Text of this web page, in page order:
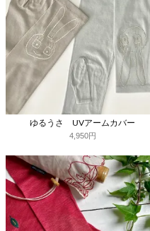
ゆるうさ UVアームカバー
4,950円